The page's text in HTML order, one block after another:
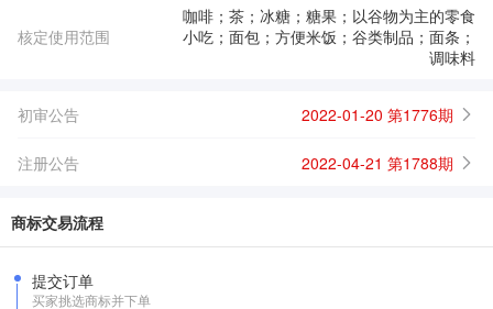
核定使用范围
咖啡；茶；冰糖；糖果；以谷物为主的零食
小吃；面包；方便米饭；谷类制品；面条；
调味料
初审公告 2022-01-20 第1776期
注册公告 2022-04-21 第1788期
商标交易流程
提交订单
买家挑选商标并下单